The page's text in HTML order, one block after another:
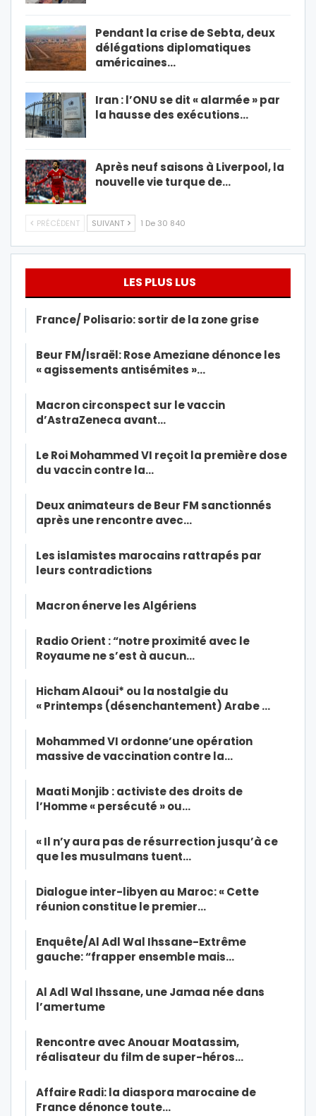
Pendant la crise de Sebta, deux
délégations diplomatiques
américaines…
Iran : l’ONU se dit « alarmée » par
la hausse des exécutions…
Après neuf saisons à Liverpool, la
nouvelle vie turque de…
PRÉCÉDENT SUIVANT 1 De 30 840
LES PLUS LUS
France/ Polisario: sortir de la zone grise
Beur FM/Israël: Rose Ameziane dénonce les
« agissements antisémites »…
Macron circonspect sur le vaccin
d’AstraZeneca avant…
Le Roi Mohammed VI reçoit la première dose
du vaccin contre la…
Deux animateurs de Beur FM sanctionnés
après une rencontre avec…
Les islamistes marocains rattrapés par
leurs contradictions
Macron énerve les Algériens
Radio Orient : “notre proximité avec le
Royaume ne s’est à aucun…
Hicham Alaoui* ou la nostalgie du
« Printemps (désenchantement) Arabe …
Mohammed VI ordonne’une opération
massive de vaccination contre la…
Maati Monjib : activiste des droits de
l’Homme « persécuté » ou…
« Il n’y aura pas de résurrection jusqu’à ce
que les musulmans tuent…
Dialogue inter-libyen au Maroc: « Cette
réunion constitue le premier…
Enquête/Al Adl Wal Ihssane-Extrême
gauche: “frapper ensemble mais…
Al Adl Wal Ihssane, une Jamaa née dans
l’amertume
Rencontre avec Anouar Moatassim,
réalisateur du film de super-héros…
Affaire Radi: la diaspora marocaine de
France dénonce toute…